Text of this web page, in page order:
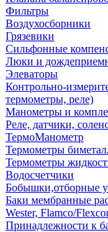
Фильтры
Воздухосборники
Грязевики
Сильфонные
Люки и
Элеваторы
Контрольно-
термометры, реле)
Манометры и
Реле, датчики,
ТермоМанометр
Термометры
Термометры
Водосчетчики
Бобышки,отборные
Баки мембранные
Wester, Flamco/
Принадлежности к